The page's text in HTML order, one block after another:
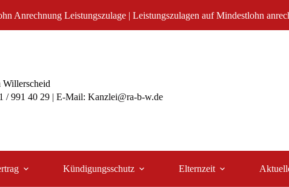
Anrechnung Leistungszulage | Leistungszulagen auf Mindestlohn
/ 991 40 29 | E-Mail: Kanzlei@ra-b-w.de
Kündigungsschutz Elternzeit